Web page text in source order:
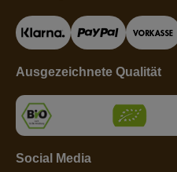
Ausgezeichnete Qualität
Social Media